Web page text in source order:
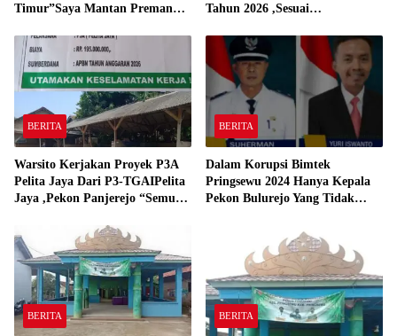
Timur”Saya Mantan Preman
Gadingrejo Tahun 2000″
Tahun 2026 ,Sesuai
BERITA
Warsito Kerjakan Proyek P3A
Pelita Jaya Dari P3-TGAIPelita
Jaya ,Pekon Panjerejo “Semua
BERITA
Dalam Korupsi Bimtek
Pringsewu 2024 Hanya Kepala
Pekon Bulurejo Yang Tidak
BERITA BERITA